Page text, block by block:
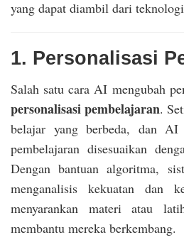
yang dapat diambil dari
1. Personalisasi
Salah satu cara AI mengubah
personalisasi pembelajaran.
belajar yang berbeda, dan AI
pembelajaran disesuaikan
Dengan bantuan algoritma,
menganalisis kekuatan dan
menyarankan materi atau
membantu mereka berkembang.